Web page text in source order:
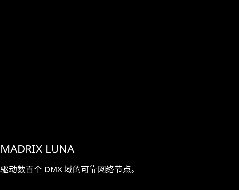
MADRIX LUNA
驱动数百个 DMX 域的可靠网络节点。